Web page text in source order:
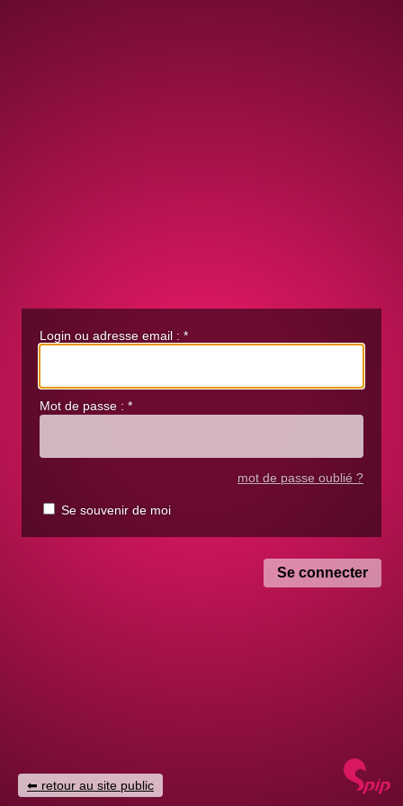
Login ou adresse email : *
Mot de passe : *
mot de passe oublié ?
Se souvenir de moi
retour au site public